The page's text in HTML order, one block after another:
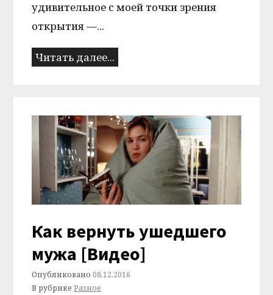
удивительное с моей точки зрения
открытия —...
Читать далее...
Как вернуть ушедшего
мужа [Видео]
Опубликовано 08.12.2016
В рубрикеРазное